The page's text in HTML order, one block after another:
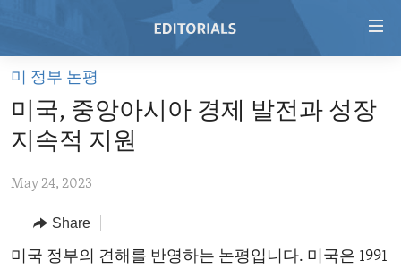
Skip
main
content
to
Navigation
Skip
HOME
VIDEO
REGIONS
AFRICA
AMERICAS
TOPICS
HUMAN RIGHTS
ARCHIVE
미 정부 논평
미국, 중앙아시아 경제 발전과 성장
지속적 지원
May 24, 2023
Share
미국 정부의 견해를 반영하는 논평입니다. 미국은 1991